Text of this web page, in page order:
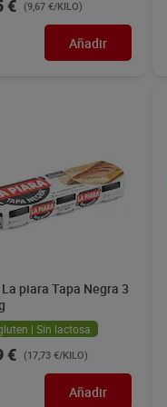
€ (9,67 €/KILO)
Añadir
piara Tapa Negra 3
| Sin lactosa
€ (17,73 €/KILO)
Añadir